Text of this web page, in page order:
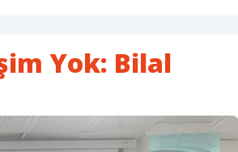
Yok: Bilal